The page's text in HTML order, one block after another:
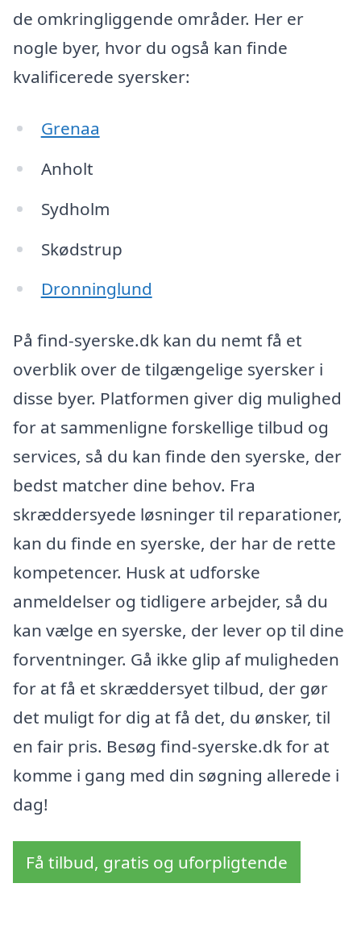
de omkringliggende områder. Her er
nogle byer, hvor du også kan finde
kvalificerede syersker:
Grenaa
Anholt
Sydholm
Skødstrup
Dronninglund
På find-syerske.dk kan du nemt få et
overblik over de tilgængelige syersker i
disse byer. Platformen giver dig mulighed
for at sammenligne forskellige tilbud og
services, så du kan finde den syerske, der
bedst matcher dine behov. Fra
skræddersyede løsninger til reparationer,
kan du finde en syerske, der har de rette
kompetencer. Husk at udforske
anmeldelser og tidligere arbejder, så du
kan vælge en syerske, der lever op til dine
forventninger. Gå ikke glip af muligheden
for at få et skræddersyet tilbud, der gør
det muligt for dig at få det, du ønsker, til
en fair pris. Besøg find-syerske.dk for at
komme i gang med din søgning allerede i
dag!
Få tilbud, gratis og uforpligtende